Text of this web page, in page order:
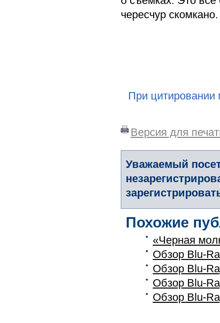
чересчур скомкано.
При цитировании
Версия для
Уважаемый
Похожие
«Черная
Обзор Blu-
Обзор Blu-
Обзор Blu-
Обзор Blu-